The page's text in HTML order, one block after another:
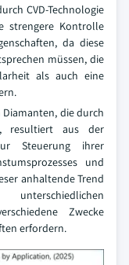
CVD-Technologie
strengere Kontrolle
da diese
müssen, die
als auch eine
die durch
resultiert aus der
Steuerung ihrer
und
anhaltende Trend
Zwecke
erfordern.